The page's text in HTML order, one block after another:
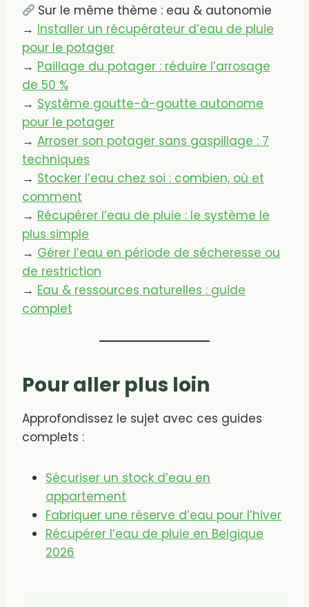
Sur le même thème : eau & autonomie
→ Installer un récupérateur d’eau de pluie
pour le potager
→ Paillage du potager : réduire l’arrosage
de 50 %
→ Système goutte-à-goutte autonome
pour le potager
→ Arroser son potager sans gaspillage : 7
techniques
→ Stocker l’eau chez soi : combien, où et
comment
→ Récupérer l’eau de pluie : le système le
plus simple
→ Gérer l’eau en période de sécheresse ou
de restriction
→ Eau & ressources naturelles : guide
complet
Pour aller plus loin
Approfondissez le sujet avec ces guides
complets :
Sécuriser un stock d’eau en
appartement
Fabriquer une réserve d’eau pour l’hiver
Récupérer l’eau de pluie en Belgique
2026